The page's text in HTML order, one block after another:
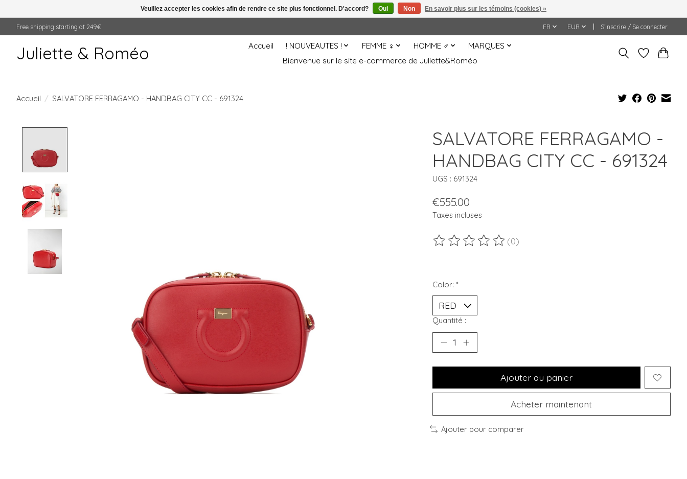
Free shipping starting at 249€ FR EUR S’inscrire / Se connecter
Juliette & Roméo Accueil ! NOUVEAUTES ! FEMME ♀ HOMME ♂
MARQUES
Bienvenue sur le site e-commerce de Juliette&Roméo
Accueil / SALVATORE FERRAGAMO - HANDBAG CITY CC - 691324
SALVATORE FERRAGAMO -
HANDBAG CITY CC - 691324
UGS : 691324
€555.00
Taxes incluses
Ce produit est évalué à
(0)
Color: *
Quantité :
Ajouter au panier
Acheter maintenant
Ajouter pour comparer
Veuillez accepter les cookies afin de rendre ce site plus fonctionnel. D'accord? Oui Non En savoir plus sur les témoins (cookies) »